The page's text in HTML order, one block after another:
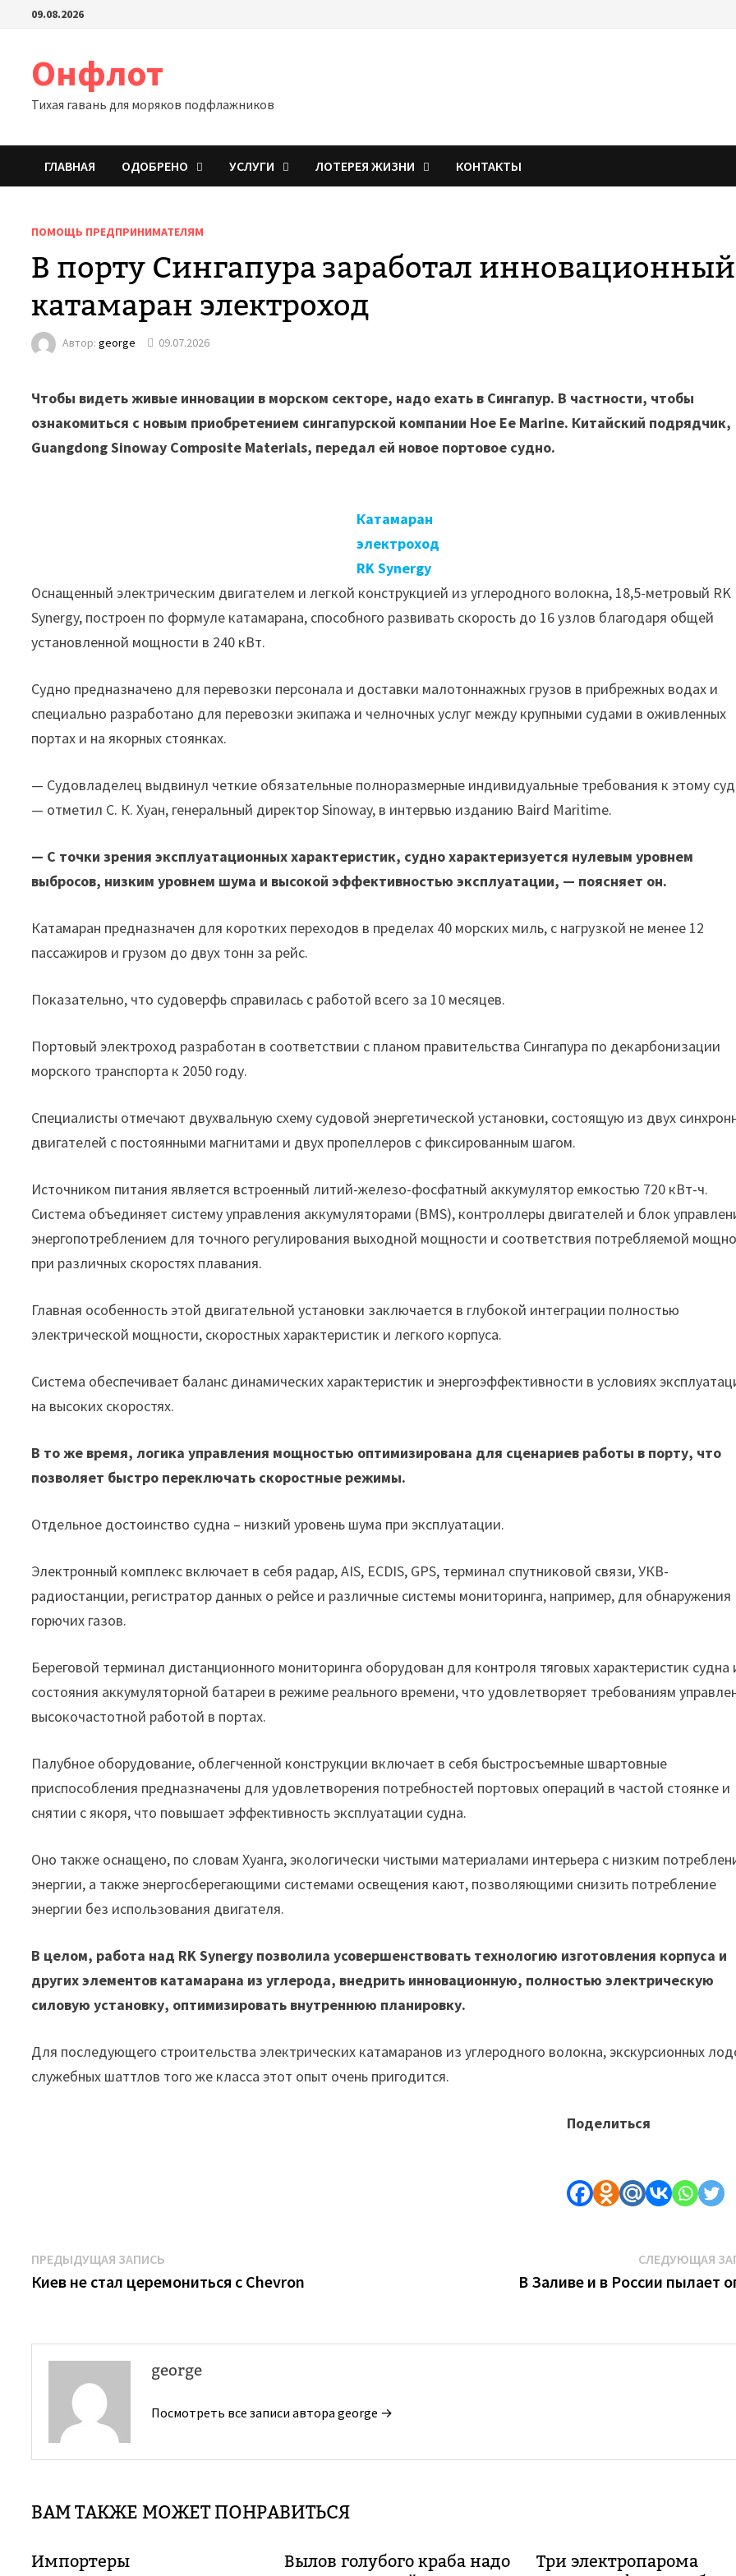
Перейти09.08.2026
Онфлот
Тихая гавань для моряков подфлажников
ГЛАВНАЯ ОДОБРЕНО УСЛУГИ ЛОТЕРЕЯ ЖИЗНИ КОНТАКТЫ
ПОМОЩЬ ПРЕДПРИНИМАТЕЛЯМ
В порту Сингапура заработал инновационный
катамаран электроход
Автор:george 09.07.2026
Чтобы видеть живые инновации в морском секторе, надо ехать в Сингапур. В частности, чтобы
ознакомиться с новым приобретением сингапурской компании Hoe Ee Marine. Китайский подрядчик,
Guangdong Sinoway Composite Materials, передал ей новое портовое судно.
Катамаран
электроход
RK Synergy
Оснащенный электрическим двигателем и легкой конструкцией из углеродного волокна, 18,5-метровый RK
Synergy, построен по формуле катамарана, способного развивать скорость до 16 узлов благодаря общей
установленной мощности в 240 кВт.
Судно предназначено для перевозки персонала и доставки малотоннажных грузов в прибрежных водах и
специально разработано для перевозки экипажа и челночных услуг между крупными судами в оживленных
портах и на якорных стоянках.
— Судовладелец выдвинул четкие обязательные полноразмерные индивидуальные требования к этому
— отметил С. К. Хуан, генеральный директор Sinoway, в интервью изданию Baird Maritime.
— С точки зрения эксплуатационных характеристик, судно характеризуется нулевым уровнем
выбросов, низким уровнем шума и высокой эффективностью эксплуатации, — поясняет он.
Катамаран предназначен для коротких переходов в пределах 40 морских миль, с нагрузкой не менее 12
пассажиров и грузом до двух тонн за рейс.
Показательно, что судоверфь справилась с работой всего за 10 месяцев.
Портовый электроход разработан в соответствии с планом правительства Сингапура по декарбонизации
морского транспорта к 2050 году.
Специалисты отмечают двухвальную схему судовой энергетической установки, состоящую из двух
двигателей с постоянными магнитами и двух пропеллеров с фиксированным шагом.
Источником питания является встроенный литий-железо-фосфатный аккумулятор емкостью 720 кВт-ч.
Система объединяет систему управления аккумуляторами (BMS), контроллеры двигателей и блок
энергопотреблением для точного регулирования выходной мощности и соответствия потребляемой
при различных скоростях плавания.
Главная особенность этой двигательной установки заключается в глубокой интеграции полностью
электрической мощности, скоростных характеристик и легкого корпуса.
Система обеспечивает баланс динамических характеристик и энергоэффективности в условиях
на высоких скоростях.
В то же время, логика управления мощностью оптимизирована для сценариев работы в порту, что
позволяет быстро переключать скоростные режимы.
Отдельное достоинство судна – низкий уровень шума при эксплуатации.
Электронный комплекс включает в себя радар, AIS, ECDIS, GPS, терминал спутниковой связи, УКВ-
радиостанции, регистратор данных о рейсе и различные системы мониторинга, например, для обнаружения
горючих газов.
Береговой терминал дистанционного мониторинга оборудован для контроля тяговых характеристик судна
состояния аккумуляторной батареи в режиме реального времени, что удовлетворяет требованиям
высокочастотной работой в портах.
Палубное оборудование, облегченной конструкции включает в себя быстросъемные швартовные
приспособления предназначены для удовлетворения потребностей портовых операций в частой стоянке и
снятии с якоря, что повышает эффективность эксплуатации судна.
Оно также оснащено, по словам Хуанга, экологически чистыми материалами интерьера с низким
энергии, а также энергосберегающими системами освещения кают, позволяющими снизить потребление
энергии без использования двигателя.
В целом, работа над RK Synergy позволила усовершенствовать технологию изготовления корпуса и
других элементов катамарана из углерода, внедрить инновационную, полностью электрическую
силовую установку, оптимизировать внутреннюю планировку.
Для последующего строительства электрических катамаранов из углеродного волокна, экскурсионных
служебных шаттлов того же класса этот опыт очень пригодится.
Поделиться
Навигация
по
ПРЕДЫДУЩАЯ ЗАПИСЬ
запись:
Киев не стал церемониться с Chevron
СЛЕДУЮЩАЯ
В Заливе и в России пылает
george
Посмотреть все записи автора george →
ВАМ ТАКЖЕ МОЖЕТ ПОНРАВИТЬСЯ
Импортеры
Вылов голубого краба надо
Три электропарома